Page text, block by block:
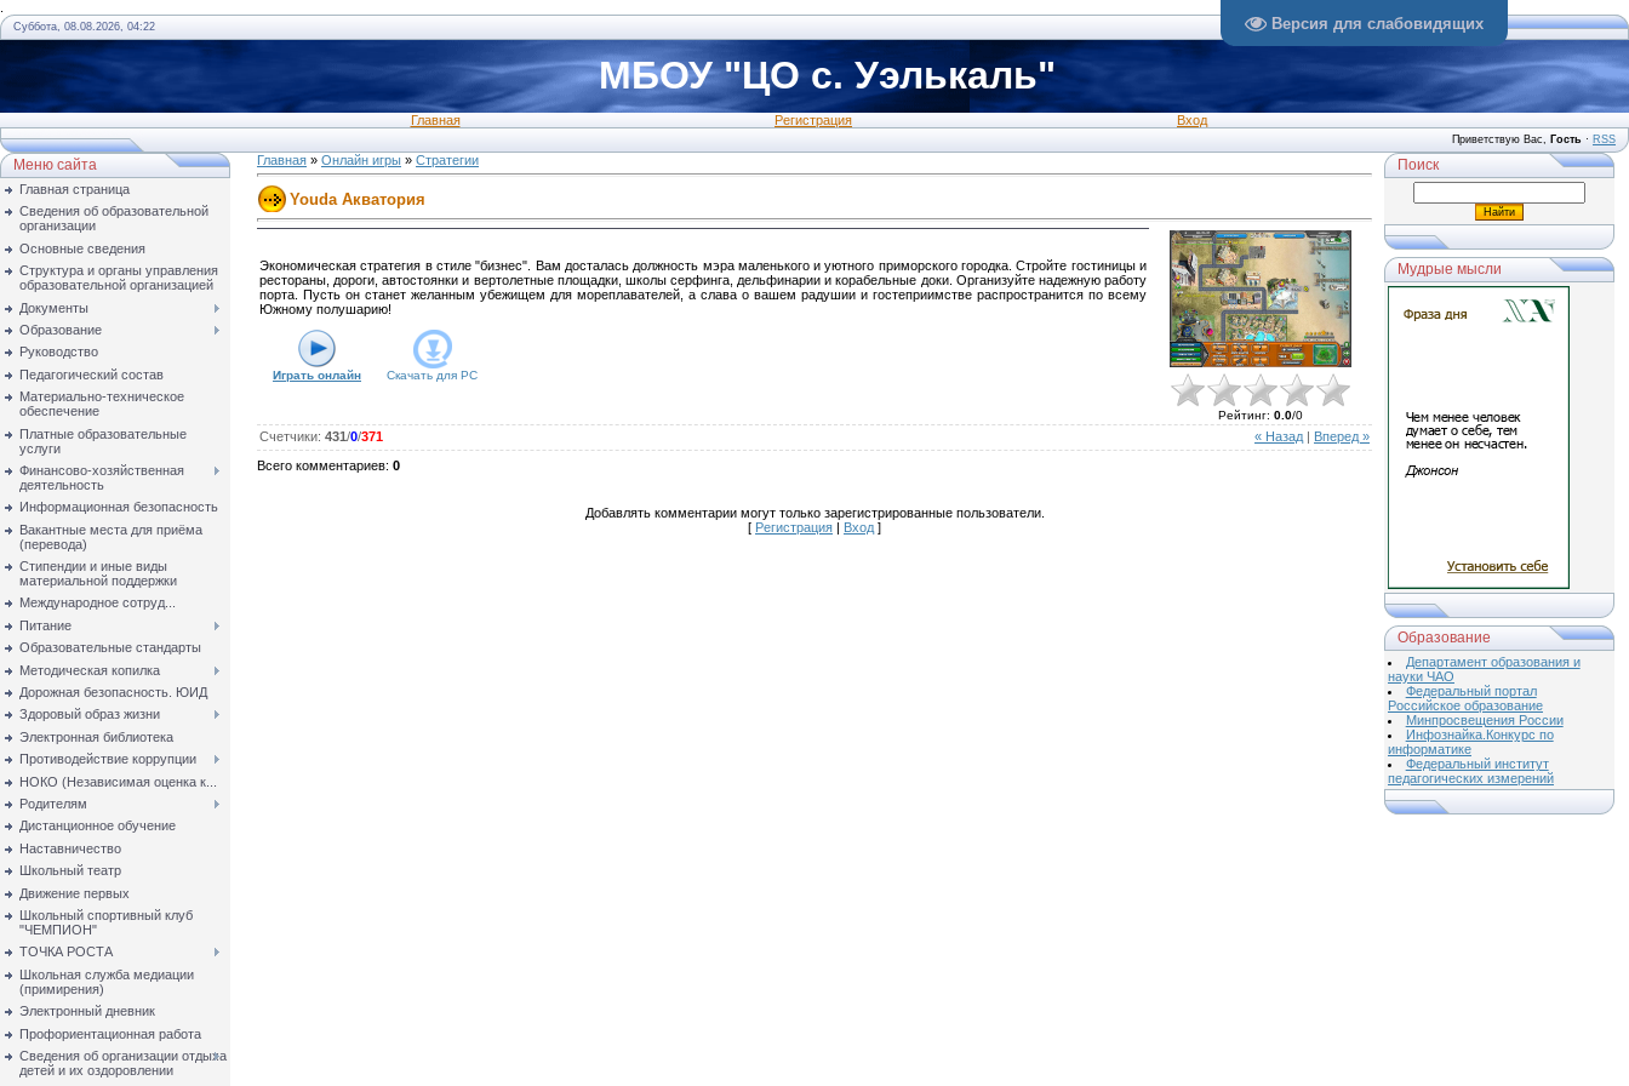
Версия для слабовидящих
Суббота, 08.08.2026, 04:22
МБОУ "ЦО с. Уэлькаль"
Главная Регистрация Вход
Приветствую Вас, Гость · RSS
Меню сайта
Главная страница
Сведения об образовательной
организации
Основные сведения
Структура и органы управления
образовательной организацией
Документы
Образование
Руководство
Педагогический состав
Материально-техническое
обеспечение
Платные образовательные
услуги
Финансово-хозяйственная
деятельность
Информационная безопасность
Вакантные места для приёма
(перевода)
Стипендии и иные виды
материальной поддержки
Международное сотруд...
Питание
Образовательные стандарты
Методическая копилка
Дорожная безопасность. ЮИД
Здоровый образ жизни
Электронная библиотека
Противодействие коррупции
НОКО (Независимая оценка к...
Родителям
Дистанционное обучение
Наставничество
Школьный театр
Движение первых
Школьный спортивный клуб
"ЧЕМПИОН"
ТОЧКА РОСТА
Школьная служба медиации
(примирения)
Электронный дневник
Профориентационная работа
Сведения об организации отдыха
детей и их оздоровлении
Главная » Онлайн игры » Стратегии
Youda Акватория
Экономическая стратегия в стиле "бизнес". Вам досталась должность мэра маленького и уютного приморского городка. Стройте гостиницы и
рестораны, дороги, автостоянки и вертолетные площадки, школы серфинга, дельфинарии и корабельные доки. Организуйте надежную работу
порта. Пусть он станет желанным убежищем для мореплавателей, а слава о вашем радушии и гостеприимстве распространится по всему
Южному полушарию!
Играть онлайн Скачать для PC
Рейтинг: 0.0/0
« Назад Вперед »
Счетчики: 431 /0/371
Всего комментариев: 0
Добавлять комментарии могут только зарегистрированные пользователи.
[ Регистрация Вход ]
Поиск
Мудрые мысли
Образование
Департамент образования и
науки ЧАО
Федеральный портал
Российское образование
Минпросвещения России
Инфознайка.Конкурс по
информатике
Федеральный институт
педагогических измерений